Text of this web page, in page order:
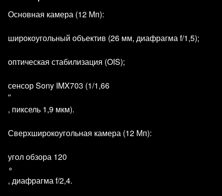
Основная камера (12 Мп):
широкоугольный объектив (26 мм, диафрагма f/1,5);
оптическая стабилизация (OIS);
сенсор Sony IMX703 (1/1,66
′′
, пиксель 1,9 мкм).
Сверхширокоугольная камера (12 Мп):
угол обзора 120
∘
, диафрагма f/2,4.